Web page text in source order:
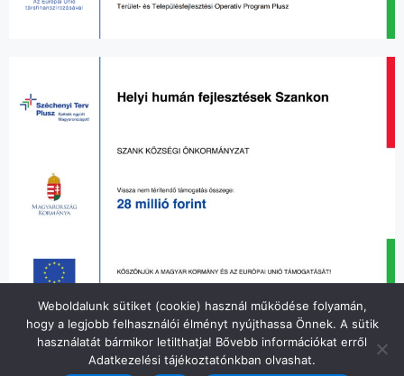
© 2026 Szank Község Önkormányzata• Készült
Weboldalunk sütiket (cookie) használ működése folyamán,
hogy a legjobb felhasználói élményt nyújthassa Önnek. A sütik
használatát bármikor letilthatja! Bővebb információkat erről
Adatkezelési tájékoztatónkban olvashat.